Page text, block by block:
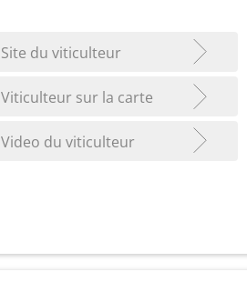
Site du viticulteur
Viticulteur sur la carte
Video du viticulteur